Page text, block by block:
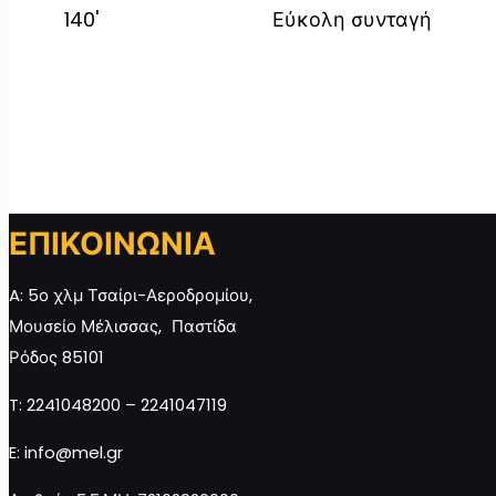
140' Εύκολη συνταγή
ΕΠΙΚΟΙΝΩΝΙΑ
A: 5ο χλμ Τσαίρι-Αεροδρομίου,
Μουσείο Μέλισσας, Παστίδα
Ρόδος 85101
T: 2241048200 – 2241047119
E: info@mel.gr